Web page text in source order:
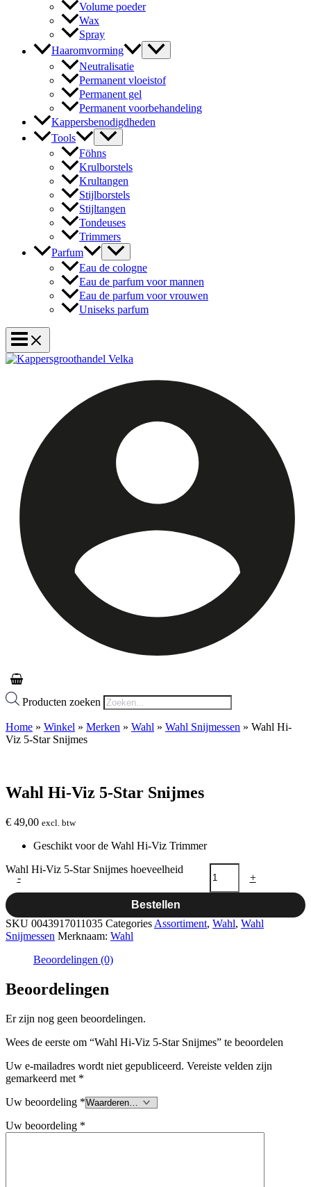
Volume poeder
Wax
Spray
Haaromvorming
Neutralisatie
Permanent vloeistof
Permanent gel
Permanent voorbehandeling
Kappersbenodigdheden
Tools
Föhns
Krulborstels
Krultangen
Stijlborstels
Stijltangen
Tondeuses
Trimmers
Parfum
Eau de cologne
Eau de parfum voor mannen
Eau de parfum voor vrouwen
Uniseks parfum
Producten zoeken
Home » Winkel » Merken » Wahl » Wahl Snijmessen » Wahl Hi-
Viz 5-Star Snijmes
Wahl Hi-Viz 5-Star Snijmes
€ 49,00 excl. btw
Geschikt voor de Wahl Hi-Viz Trimmer
-
Wahl Hi-Viz 5-Star Snijmes hoeveelheid
+
Bestellen
SKU 0043917011035 Categories Assortiment, Wahl, Wahl
Snijmessen Merknaam: Wahl
Beoordelingen (0)
Beoordelingen
Er zijn nog geen beoordelingen.
Wees de eerste om “Wahl Hi-Viz 5-Star Snijmes” te beoordelen
Uw e-mailadres wordt niet gepubliceerd. Vereiste velden zijn
gemarkeerd met *
Uw beoordeling *
Uw beoordeling *